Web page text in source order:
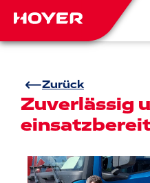
Zurück
Zuverlässig